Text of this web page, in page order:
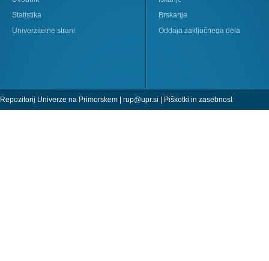
Statistika
Univerzitetne strani
Brskanje
Oddaja zaključnega dela
Repozitorij Univerze na Primorskem | rup@upr.si Piškotki in zasebnost